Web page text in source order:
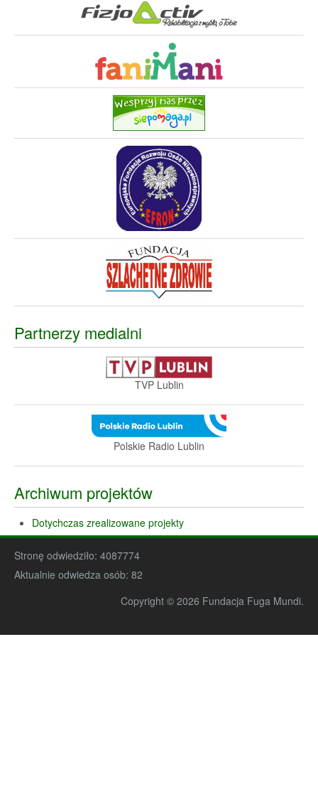
Partnerzy medialni
TVP Lublin
Polskie Radio Lublin
Archiwum projektów
Dotychczas zrealizowane projekty
Stronę odwiedziło: 4087774
Aktualnie odwiedza osób: 82
Copyright © 2026 Fundacja Fuga Mundi.